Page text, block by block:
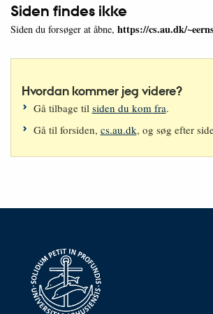
Siden findes ikke
Siden du forsøger at åbne, https://cs.au.dk/
Hvordan kommer jeg videre?
Gå tilbage til siden du kom fra.
Gå til forsiden, cs.au.dk, og søg efter